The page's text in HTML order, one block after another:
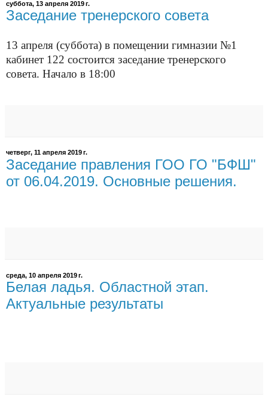
суббота, 13 апреля 2019 г.
Заседание тренерского совета
13 апреля (суббота) в помещении гимназии №1
кабинет 122 состоится заседание тренерского
совета. Начало в 18:00
четверг, 11 апреля 2019 г.
Заседание правления ГОО ГО "БФШ"
от 06.04.2019. Основные решения.
среда, 10 апреля 2019 г.
Белая ладья. Областной этап.
Актуальные результаты